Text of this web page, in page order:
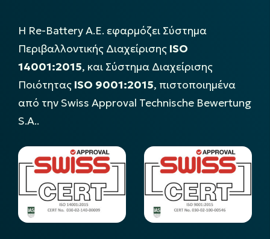
Η Re-Battery Α.Ε. εφαρμόζει Σύστημα
Περιβαλλοντικής Διαχείρισης ISO
14001:2015, και Σύστημα Διαχείρισης
Ποιότητας ISO 9001:2015, πιστοποιημένα
από την Swiss Approval Technische Bewertung
S.A..